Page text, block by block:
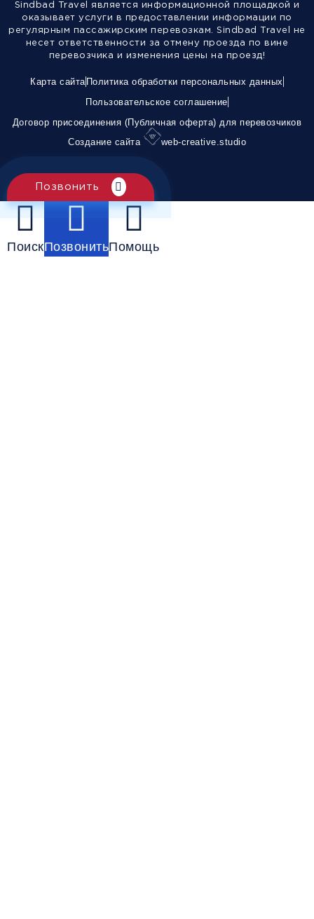
Sindbad Travel является информационной площадкой и
оказывает услуги в предоставлении информации по
регулярным пассажирским перевозкам. Sindbad Travel не
несет ответственности за отмену проезда по вине
перевозчика и изменения цены на проезд!
Карта сайта Политика обработки персональных данных
Пользовательское соглашение
Договор присоединения (Публичная оферта) для перевозчиков
Создание сайта
web-creative.studio
Позвонить
ПоискПозвонитьПомощь